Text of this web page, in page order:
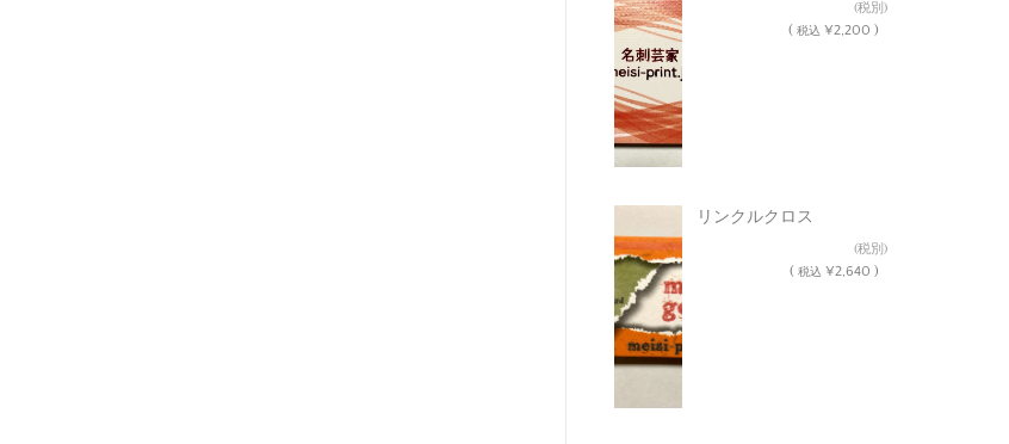
(税別)
( 税込 ¥2,200 )
リンクルクロス
(税別)
( 税込 ¥2,640 )